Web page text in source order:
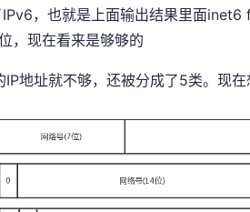
IPv6，也就是上面输出结果里面
，现在看来是够够的
地址就不够，还被分成了5类。现